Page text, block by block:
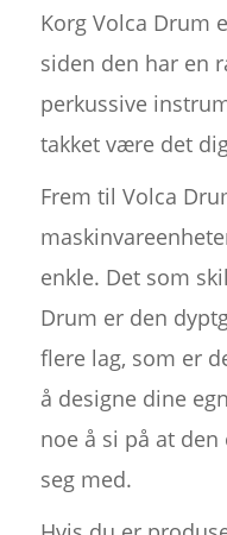
Korg Volca Drum
siden den har en
perkussive
takket være det
Frem til Volca
enkle. Det som
Drum er den
flere lag, som er
å designe dine
noe å si på at
seg med.